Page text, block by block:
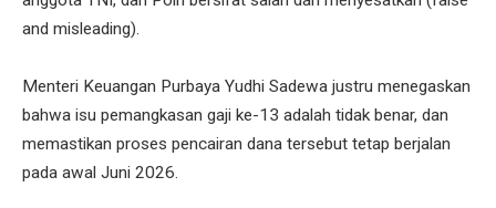
and misleading).
Menteri Keuangan Purbaya Yudhi Sadewa justru menegaskan
bahwa isu pemangkasan gaji ke-13 adalah tidak benar, dan
memastikan proses pencairan dana tersebut tetap berjalan
pada awal Juni 2026.